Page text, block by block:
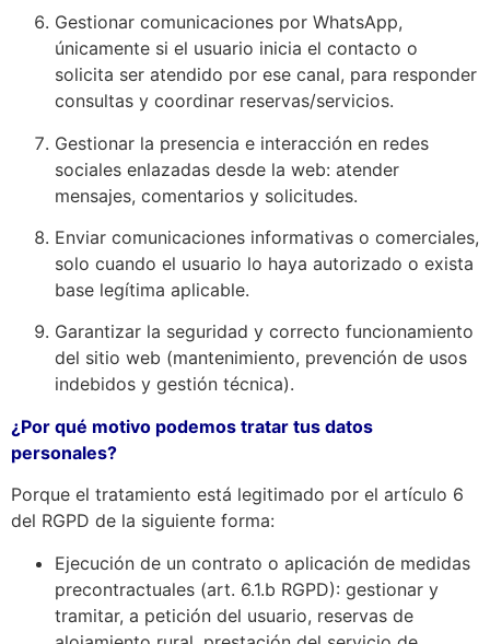
Gestionar comunicaciones por WhatsApp,
únicamente si el usuario inicia el contacto o
solicita ser atendido por ese canal, para responder
consultas y coordinar reservas/servicios.
Gestionar la presencia e interacción en redes
sociales enlazadas desde la web: atender
mensajes, comentarios y solicitudes.
Enviar comunicaciones informativas o comerciales,
solo cuando el usuario lo haya autorizado o exista
base legítima aplicable.
Garantizar la seguridad y correcto funcionamiento
del sitio web (mantenimiento, prevención de usos
indebidos y gestión técnica).
¿Por qué motivo podemos tratar tus datos
personales?
Porque el tratamiento está legitimado por el artículo 6
del RGPD de la siguiente forma:
Ejecución de un contrato o aplicación de medidas
precontractuales (art. 6.1.b RGPD): gestionar y
tramitar, a petición del usuario, reservas de